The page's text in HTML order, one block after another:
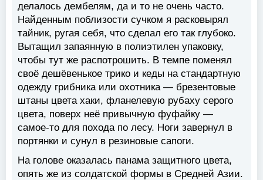
делалось дембелям, да и то не очень часто.
Найденным поблизости сучком я расковырял
тайник, ругая себя, что сделал его так глубоко.
Вытащил запаянную в полиэтилен упаковку,
чтобы тут же распотрошить. В темпе поменял
своё дешёвенькое трико и кеды на стандартную
одежду грибника или охотника — брезентовые
штаны цвета хаки, фланелевую рубаху серого
цвета, поверх неё привычную фуфайку —
самое-то для похода по лесу. Ноги завернул в
портянки и сунул в резиновые сапоги.
На голове оказалась панама защитного цвета,
опять же из солдатской формы в Средней Азии.